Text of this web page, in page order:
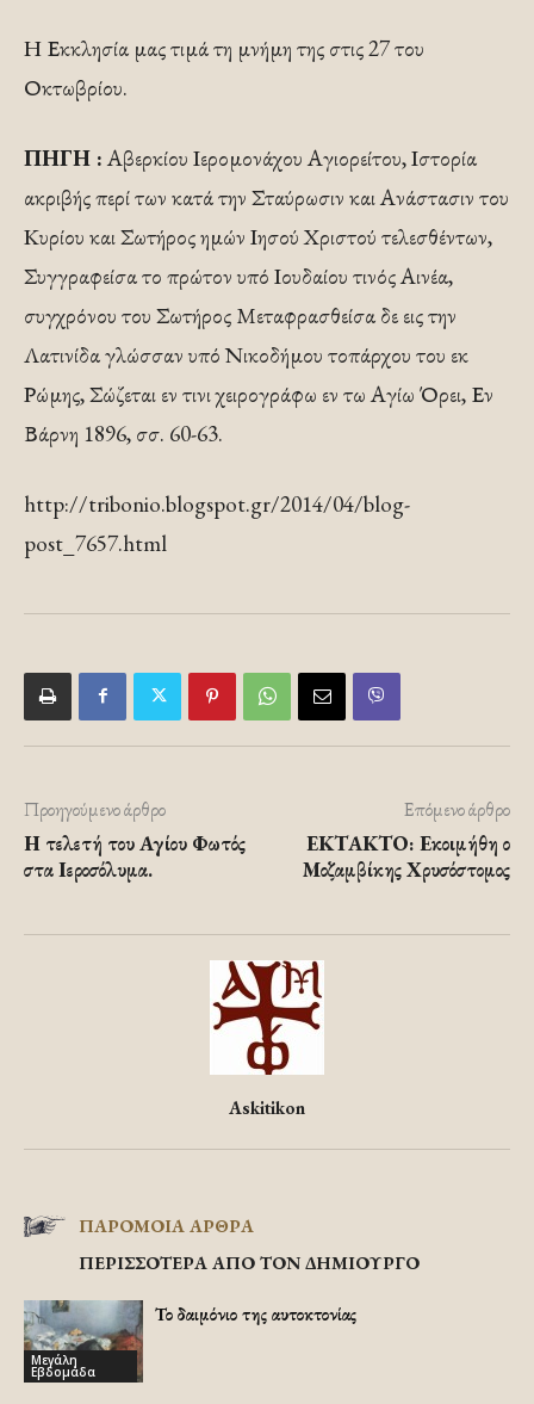
Η Εκκλησία μας τιμά τη μνήμη της στις 27 του
Οκτωβρίου.
ΠΗΓΗ :Αβερκίου Ιερομονάχου Αγιορείτου, Ιστορία
ακριβής περί των κατά την Σταύρωσιν και Ανάστασιν του
Κυρίου και Σωτήρος ημών Ιησού Χριστού τελεσθέντων,
Συγγραφείσα το πρώτον υπό Ιουδαίου τινός Αινέα,
συγχρόνου του Σωτήρος Μεταφρασθείσα δε εις την
Λατινίδα γλώσσαν υπό Νικοδήμου τοπάρχου του εκ
Ρώμης, Σώζεται εν τινι χειρογράφω εν τω Αγίω Όρει, Εν
Βάρνη 1896, σσ. 60-63.
http://tribonio.blogspot.gr/2014/04/blog-
post_7657.html
Προηγούμενο άρθρο
Η τελετή του Αγίου Φωτός
στα Ιεροσόλυμα.
Επόμενο άρθρο
ΕΚΤΑΚΤΟ: Εκοιμήθη ο
Μοζαμβίκης Χρυσόστομος
Askitikon
ΠΑΡΟΜΟΙΑ ΑΡΘΡΑ
ΠΕΡΙΣΣΟΤΕΡΑ ΑΠΟ ΤΟΝ ΔΗΜΙΟΥΡΓΟ
Μεγάλη
Εβδομάδα
Το δαιμόνιο της αυτοκτονίας